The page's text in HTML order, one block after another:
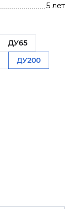
5 лет
ДУ65
ДУ200